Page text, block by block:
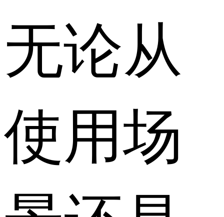
无论从
使用场